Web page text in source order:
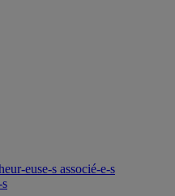
euse-s associé-e-s